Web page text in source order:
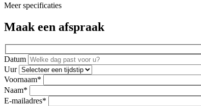
Meer specificaties
Maak een afspraak
Datum
Uur
Voornaam*
Naam*
E-mailadres*